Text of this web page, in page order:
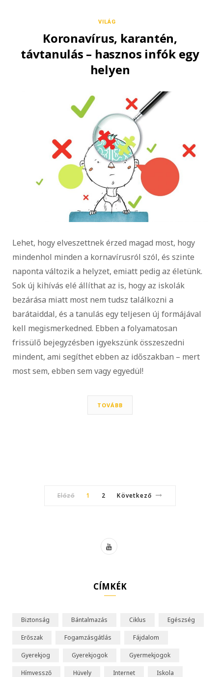
VILÁG
Koronavírus, karantén,
távtanulás – hasznos infók egy
helyen
Lehet, hogy elveszettnek érzed magad most, hogy
mindenhol minden a kornavírusról szól, és szinte
naponta változik a helyzet, emiatt pedig az életünk.
Sok új kihívás elé állíthat az is, hogy az iskolák
bezárása miatt most nem tudsz találkozni a
barátaiddal, és a tanulás egy teljesen új formájával
kell megismerkedned. Ebben a folyamatosan
frissülő bejegyzésben igyekszünk összeszedni
mindent, ami segíthet ebben az időszakban – mert
most sem, ebben sem vagy egyedül!
TOVÁBB
Előző 1 2 Következő
Y
T
CÍMKÉK
Biztonság Bántalmazás Ciklus Egészség
Erőszak Fogamzásgátlás Fájdalom
Gyerekjog Gyerekjogok Gyermekjogok
Hímvessző Hüvely Internet Iskola